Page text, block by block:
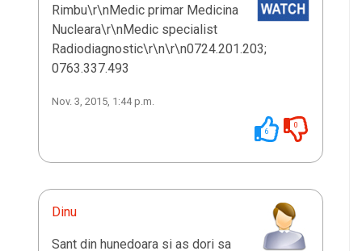
Rimbu\r\nMedic primar Medicina
Nucleara\r\nMedic specialist
Radiodiagnostic\r\n\r\n0724.201.203;
0763.337.493
Nov. 3, 2015, 1:44 p.m.
6
0
Dinu
Sant din hunedoara si as dori sa